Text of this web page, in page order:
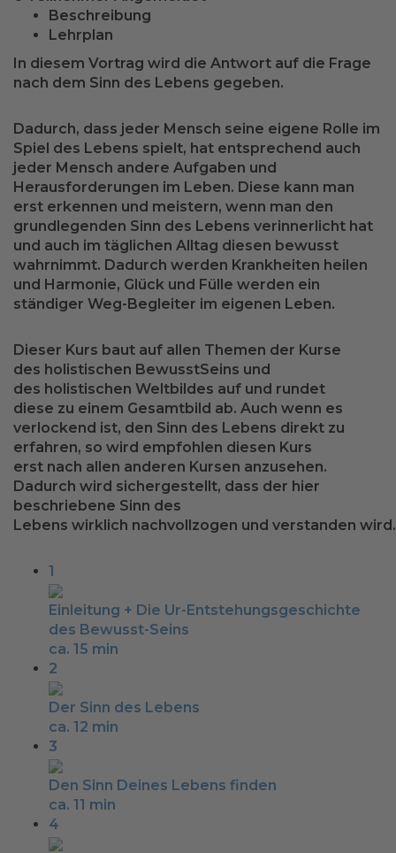
Beschreibung
Lehrplan
In diesem Vortrag wird die Antwort auf die Frage
nach dem Sinn des Lebens gegeben.
Dadurch, dass jeder Mensch seine eigene Rolle im
Spiel des Lebens spielt, hat entsprechend auch
jeder Mensch andere Aufgaben und
Herausforderungen im Leben. Diese kann man
erst erkennen und meistern, wenn man den
grundlegenden Sinn des Lebens verinnerlicht hat
und auch im täglichen Alltag diesen bewusst
wahrnimmt. Dadurch werden Krankheiten heilen
und Harmonie, Glück und Fülle werden ein
ständiger Weg-Begleiter im eigenen Leben.
Dieser Kurs baut auf allen Themen der Kurse
des holistischen BewusstSeins und
des holistischen Weltbildes auf und rundet
diese zu einem Gesamtbild ab. Auch wenn es
verlockend ist, den Sinn des Lebens direkt zu
erfahren, so wird empfohlen diesen Kurs
erst nach allen anderen Kursen anzusehen.
Dadurch wird sichergestellt, dass der hier
beschriebene Sinn des
Lebens wirklich nachvollzogen und verstanden wird.
1
Einleitung + Die Ur-Entstehungsgeschichte
des Bewusst-Seins
ca. 15 min
2
Der Sinn des Lebens
ca. 12 min
3
Den Sinn Deines Lebens finden
ca. 11 min
4